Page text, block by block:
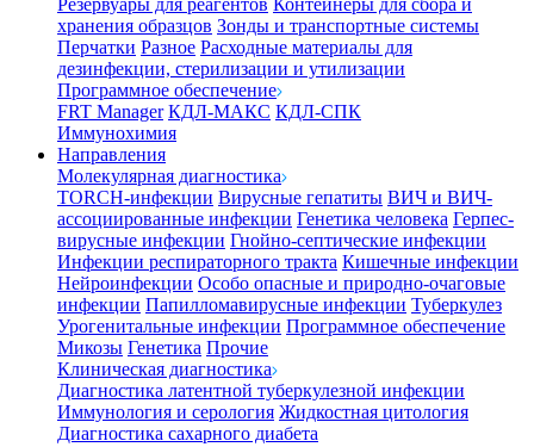
Резервуары для реагентов Контейнеры для сбора и
хранения образцов Зонды и транспортные системы
Перчатки Разное Расходные материалы для
дезинфекции, стерилизации и утилизации
Программное обеспечение
FRT Manager КДЛ-МАКС КДЛ-СПК
Иммунохимия
Направления
Молекулярная диагностика
TORCH-инфекции Вирусные гепатиты ВИЧ и ВИЧ-
ассоциированные инфекции Генетика человека Герпес-
вирусные инфекции Гнойно-септические инфекции
Инфекции респираторного тракта Кишечные инфекции
Нейроинфекции Особо опасные и природно-очаговые
инфекции Папилломавирусные инфекции Туберкулез
Урогенитальные инфекции Программное обеспечение
Микозы Генетика Прочие
Клиническая диагностика
Диагностика латентной туберкулезной инфекции
Иммунология и серология Жидкостная цитология
Диагностика сахарного диабета